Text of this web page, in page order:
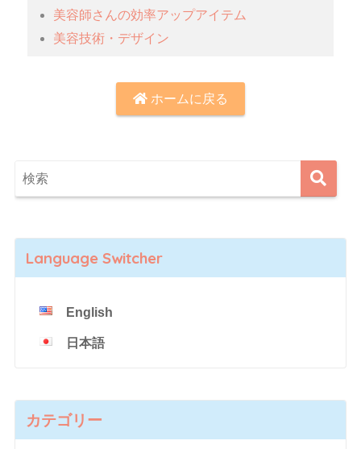
美容師さんの効率アップアイテム
美容技術・デザイン
ホームに戻る
Language Switcher
English
日本語
カテゴリー